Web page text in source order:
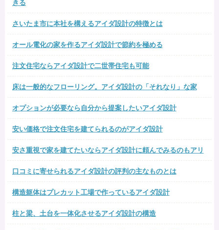
きる
さいたま市に本社を構えるアイダ設計の特徴とは
オール電化の家を作るアイダ設計で節約を極める
注文住宅ならアイダ設計で二世帯住宅も可能
床は一般的なフローリング。アイダ設計の「それなり」な家
オプションが必要なら自分から提案したいアイダ設計
安い価格で注文住宅を建てられるのがアイダ設計
安さ重視で家を建てたいならアイダ設計に頼んでみるのもアリ
口コミに寄せられるアイダ設計の評判の主なものとは
構造躯体はプレカット工場で作っているアイダ設計
柱と梁、土台を一体化させるアイダ設計の構造